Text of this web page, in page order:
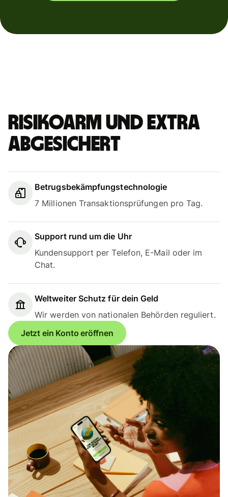
Risikoarm und extra
abgesichert
Betrugsbekämpfungstechnologie
7 Millionen Transaktionsprüfungen pro Tag.
Support rund um die Uhr
Kundensupport per Telefon, E-Mail oder im
Chat.
Weltweiter Schutz für dein Geld
Wir werden von nationalen Behörden reguliert.
Jetzt ein Konto eröffnen